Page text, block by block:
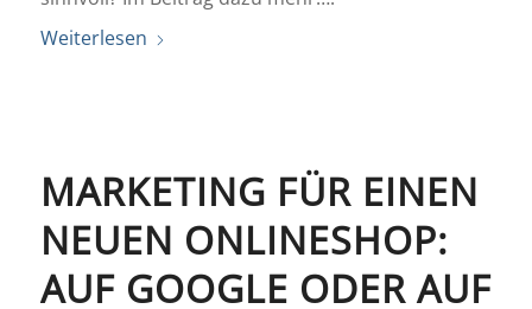
Weiterlesen
MARKETING FÜR EINEN
NEUEN ONLINESHOP:
AUF GOOGLE ODER AUF